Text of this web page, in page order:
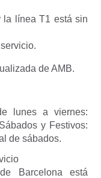
la línea T1 está sin
de AMB.
lunes a viernes:
Sábados y Festivos:
de sábados.
Barcelona está